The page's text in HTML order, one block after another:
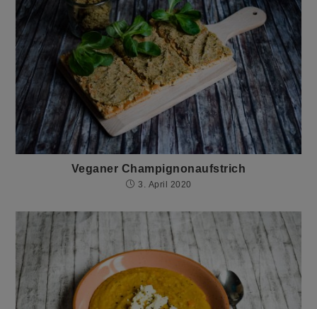
Veganer Champignonaufstrich
3. April 2020